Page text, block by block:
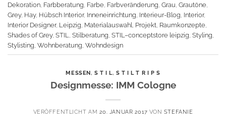
Dekoration Farbberatung Farbe Farbveränderung Grau Grautöne
Grey, Hay, Hübsch Interior, Inneneinrichtung Interieur-Blog Interior,
Interior Designer, Leipzig Materialauswahl Projekt Raumkonzepte
Shades of Grey, STIL Stilberatung STIL–conceptstore leipzig Styling
Stylisting Wohnberatung Wohndesign
MESSEN, S T I L, S T I L T R I P S
Designmesse: IMM Cologne
VERÖFFENTLICHT AM 20. JANUAR 2017 VON STEFANIE